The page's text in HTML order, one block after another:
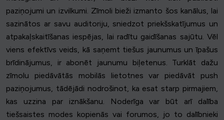
paziņojumi un izvilkumi. Zīmoli bieži izmanto šos kanālus, lai
sazinātos ar savu auditoriju, sniedzot priekšskatījumus un
atpakaļskaitīšanas iespējas, lai radītu gaidīšanas sajūtu. Vēl
viens efektīvs veids, kā saņemt tiešus jaunumus un īpašus
brīdinājumus, ir abonēt jaunumu biļetenus. Turklāt dažu
zīmolu piedāvātās mobilās lietotnes var piedāvāt push
paziņojumus, tādējādi nodrošinot, ka esat starp pirmajiem,
kas uzzina par iznākšanu. Noderīga var būt arī dalība
tiešsaistes modes kopienās vai forumos, jo to dalībnieki